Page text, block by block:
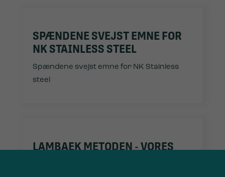
SPÆNDENE SVEJST EMNE FOR
NK STAINLESS STEEL
Spændene svejst emne for NK Stainless
steel
LAMBAEK METODEN - VORES